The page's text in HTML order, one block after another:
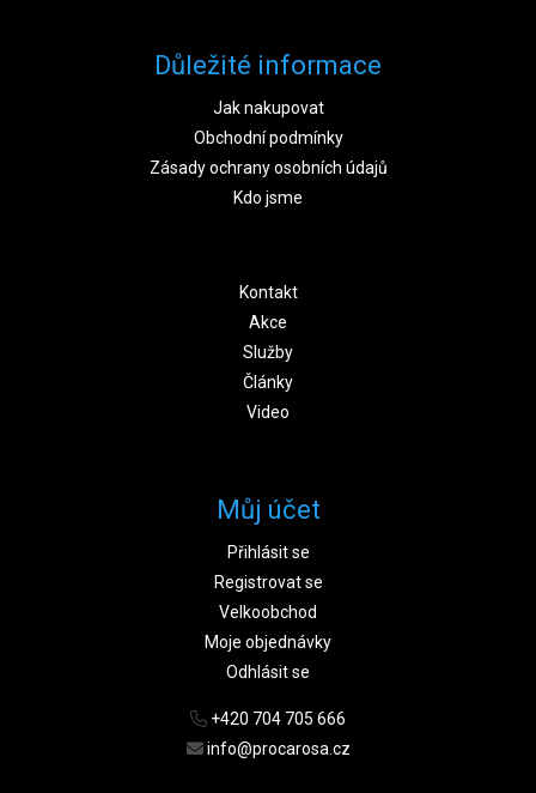
Důležité informace
Jak nakupovat
Obchodní podmínky
Zásady ochrany osobních údajů
Kdo jsme
Kontakt
Akce
Služby
Články
Video
Můj účet
Přihlásit se
Registrovat se
Velkoobchod
Moje objednávky
Odhlásit se
+420 704 705 666
info@procarosa.cz